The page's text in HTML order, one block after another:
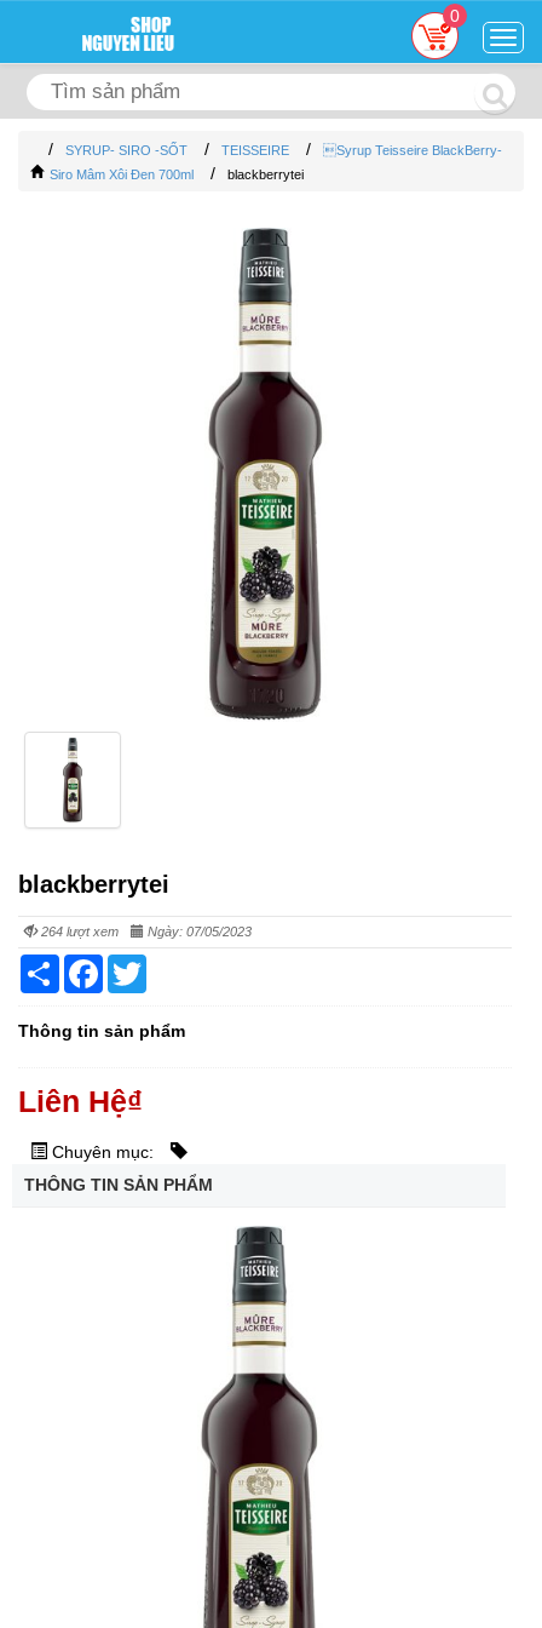
0
/ SYRUP- SIRO -SỐT / TEISSEIRE /
Syrup Teisseire BlackBerry-
Siro Mâm Xôi Đen 700ml
/ blackberrytei
blackberrytei
264 lượt xem Ngày: 07/05/2023
Share Facebook
Thông tin sản phẩm
Liên Hệ₫
Chuyên mục:
THÔNG TIN SẢN PHẨM